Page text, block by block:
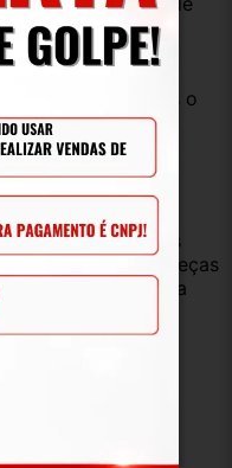
percentual a ser
campo perguntas o
estoque de peças
outros.
veículos
nem todas as peças
à vontade para
veículo, em
25 anos
vans,
Todas com